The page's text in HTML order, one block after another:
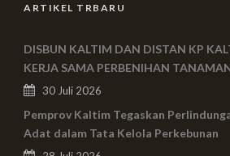
ARTIKEL TRBARU
DISBUN KALTIM DAN DISTAN KP
KERJA SAMA PERBENIHAN
30 Juli 2026
Pemprov Kaltim Tegaskan
Adat dalam Tata Kelola Perkebunan